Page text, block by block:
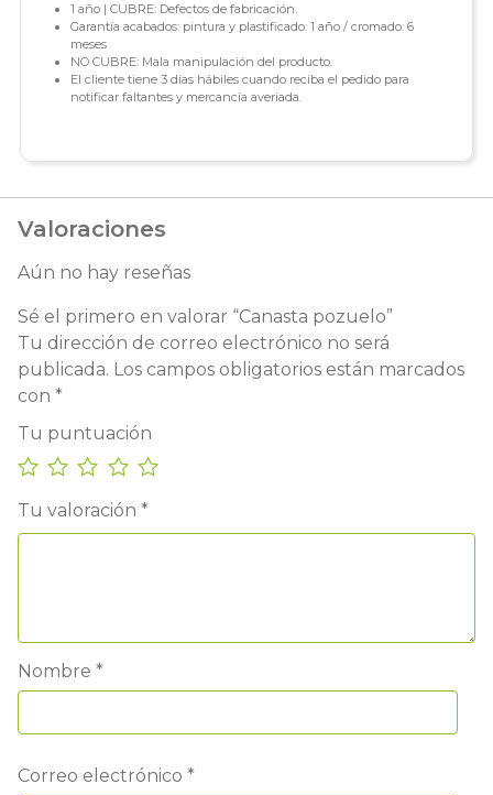
1 año | CUBRE: Defectos de fabricación.
Garantía acabados: pintura y plastificado: 1 año / cromado: 6
meses
NO CUBRE: Mala manipulación del producto.
El cliente tiene 3 días hábiles cuando reciba el pedido para
notificar faltantes y mercancía averiada.
Valoraciones
Aún no hay reseñas
Sé el primero en valorar “Canasta pozuelo”
Tu dirección de correo electrónico no será
publicada. Los campos obligatorios están marcados
con *
Tu puntuación
Tu valoración *
Nombre *
Correo electrónico *